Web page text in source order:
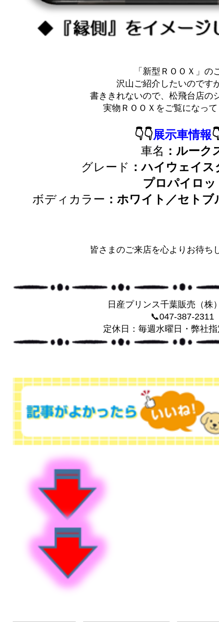
「新型ＲＯＯＸ」の
沢山ご紹介したいのです
書ききれないので、松飛台店の
実物ＲＯＯＸをご覧になっ
👇👇展示車情報
車名 ：ルーク
グレード ：ハイウェイ
プロパイロットエデ
ボディカラー ：ホワイト／セト
皆さまのご来店を心よりお待ち
日産プリンス千葉販売（株
📞047-387-2311
定休日：毎週水曜日・弊社